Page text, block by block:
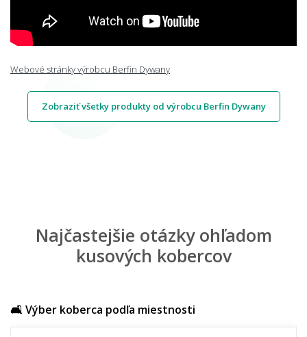
Webové stránky výrobcu Berfin Dywany
Zobraziť všetky produkty od výrobcu Berfin Dywany
Najčastejšie otázky ohľadom
kusových kobercov
🛋️ Výber koberca podľa miestnosti